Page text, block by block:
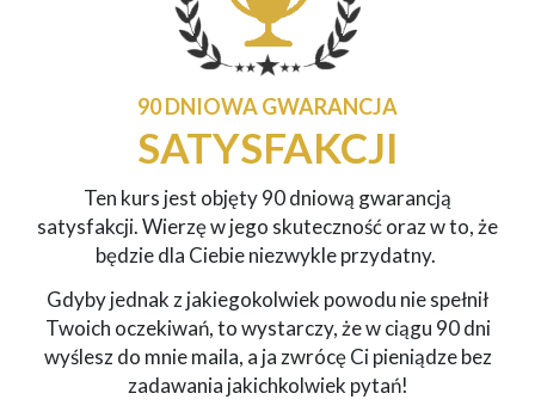
90 DNIOWA GWARANCJA
SATYSFAKCJI
Ten kurs jest objęty 90 dniową gwarancją
satysfakcji.Wierzę w jego skuteczność oraz w to, że
będzie dla Ciebie niezwykle przydatny.
Gdyby jednak z jakiegokolwiek powodu nie spełnił
Twoich oczekiwań, to wystarczy, że w ciągu 90 dni
wyślesz do mnie maila, a ja zwrócę Ci pieniądze bez
zadawania jakichkolwiek pytań!